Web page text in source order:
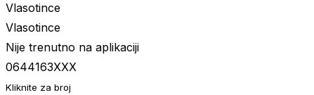
Vlasotince
Vlasotince
Nije trenutno na aplikaciji
0644163XXX
Kliknite za broj